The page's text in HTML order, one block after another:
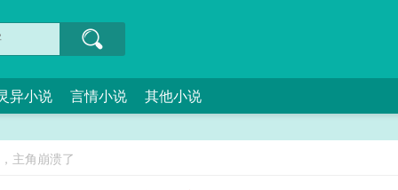
异小说 言情小说 其他小说
主角崩溃了